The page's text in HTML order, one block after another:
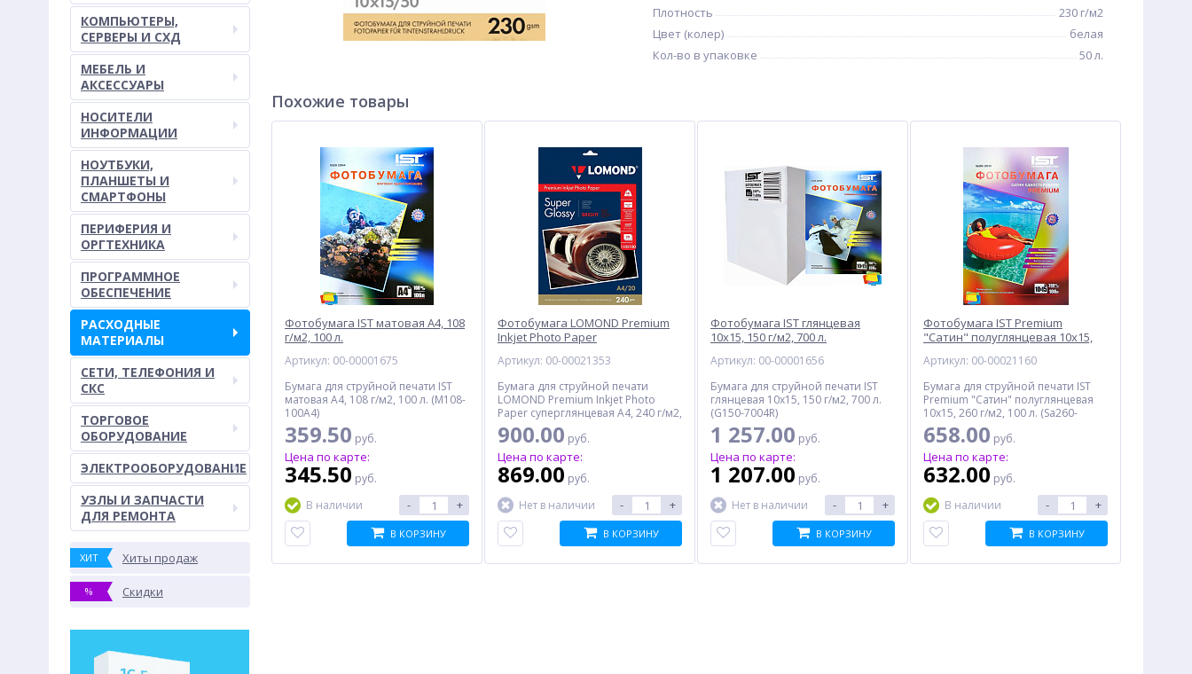
КОМПЬЮТЕРЫ,
СЕРВЕРЫ И СХД
МЕБЕЛЬ И
АКСЕССУАРЫ
НОСИТЕЛИ
ИНФОРМАЦИИ
НОУТБУКИ,
ПЛАНШЕТЫ И
СМАРТФОНЫ
ПЕРИФЕРИЯ И
ОРГТЕХНИКА
ПРОГРАММНОЕ
ОБЕСПЕЧЕНИЕ
РАСХОДНЫЕ
МАТЕРИАЛЫ
СЕТИ, ТЕЛЕФОНИЯ И
СКС
ТОРГОВОЕ
ОБОРУДОВАНИЕ
ЭЛЕКТРООБОРУДОВАНИЕ
УЗЛЫ И ЗАПЧАСТИ
ДЛЯ РЕМОНТА
ХИТ Хиты продаж
% Скидки
Плотность
230 г/м2
Цвет (колер)
белая
Кол-во в упаковке
50 л.
Похожие товары
Фотобумага IST матовая A4, 108
г/м2, 100 л.
Артикул: 00-00001675
Бумага для струйной печати IST
матовая A4, 108 г/м2, 100 л. (M108-
100A4)
359.50 руб.
Цена по карте:
345.50 руб.
В наличии
- +
В КОРЗИНУ
Фотобумага LOMOND Premium
Inkjet Photo Paper
л.
Артикул: 00-00021353
Бумага для струйной печати
LOMOND Premium Inkjet Photo
Paper суперглянцевая A4, 240 г/м2,
20 л. (1105100)
900.00 руб.
Цена по карте:
869.00 руб.
Нет в наличии
- +
В КОРЗИНУ
Фотобумага IST глянцевая
10x15, 150 г/м2, 700 л.
Артикул: 00-00001656
Бумага для струйной печати IST
глянцевая 10x15, 150 г/м2, 700 л.
(G150-7004R)
1 257.00 руб.
Цена по карте:
1 207.00 руб.
Нет в наличии
- +
В КОРЗИНУ
Фотобумага IST Premium
"Сатин" полуглянцевая 10x15,
Артикул: 00-00021160
Бумага для струйной печати IST
Premium "Сатин" полуглянцевая
10x15, 260 г/м2, 100 л. (Sa260-
1004R)
658.00 руб.
Цена по карте:
632.00 руб.
В наличии
- +
В КОРЗИНУ